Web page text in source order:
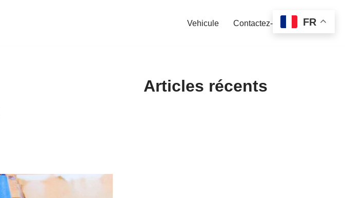
Vehicule Contactez-nous
Articles récents
FR